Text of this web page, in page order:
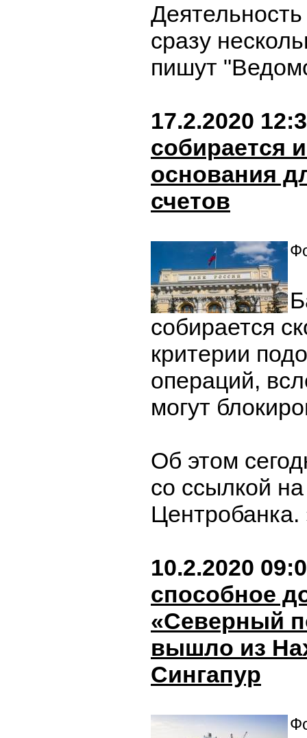
сразу
пишут
17.2.2020
собирается
основания
счетов
собирается
критерии
операций,
могут
Об этом
со ссылкой
Центробанка.
10.2.2020
способное
«Северный
вышло из
Сингапур